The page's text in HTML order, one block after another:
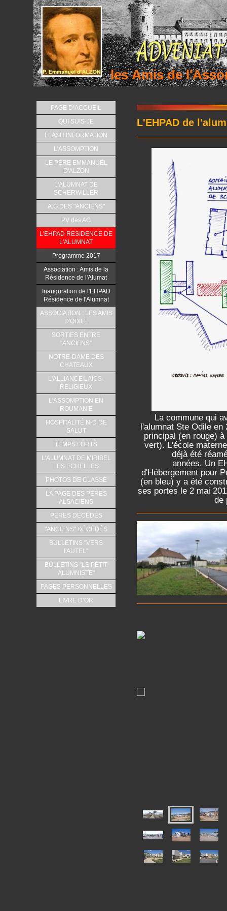
les Amis de
PAGE D’ACCUEIL
QUI SUIS-JE
FLASH INFORMATION
L'ASSOMPTION
LE PERE EMMANUEL
D'ALZON
L'ALUMNAT DE
SCHERWILLER
A.G DES "ANCIENS"
PV des AG
L'EHPAD RESIDENCE DE
L'ALUMNAT
Programme 2017
Association : Amis de la
Résidence de l'Alumat
Inauguration de l'EHPAD
Résidence de l'Alumnat
ASSOCIATION : LES AMIS
D'ODILE
SORTIES ENTRE
"ANCIENS"
NOTRE-DAME DES
CHATEAUX
L'ALLIANCE LAICS-
RELIGIEUX
L'ASSOMPTION EN
ROUMANIE
HOSPITALITÉ N-D DE
SALUT
TEMPS FORTS
L'ALUMNAT DE MIRIBEL
LES ECHELLES
PHOTOS DE CLASSE
LA PAGE DES PERES
ALSACIENS
PERES DÉCÉDÉS
"ANCIENS" DÉCÉDÉS
BULLETINS "VERS
l'AUTEL"
BULLETINS "LE PETIT
ALUMNISTE"
PAGES PERSONNELLES
LIVRE D’OR
L'EHPAD de
La commune qui
l'alumnat Ste Odile
principal (en rouge)
vert). L'école
déjà été
années. Un
d'Hébergement pour
(en bleu) y a été
ses portes le 2 mai
de